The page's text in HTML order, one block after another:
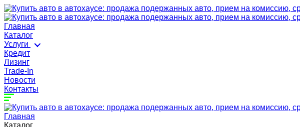
Главная
Каталог
Услуги
Кредит
Лизинг
Trade-In
Новости
Контакты
Главная
Каталог